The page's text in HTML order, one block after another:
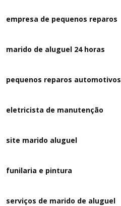
empresa de pequenos reparos
marido de aluguel 24 horas
pequenos reparos automotivos
eletricista de manutenção
site marido aluguel
funilaria e pintura
serviços de marido de aluguel